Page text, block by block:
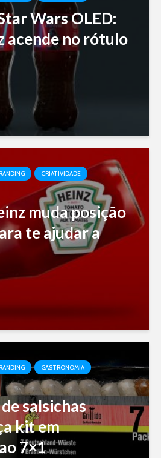
Wars OLED:
acende no rótulo
CRIATIVIDADE
muda posição
te ajudar a
GASTRONOMIA
salsichas
kit em
7×1